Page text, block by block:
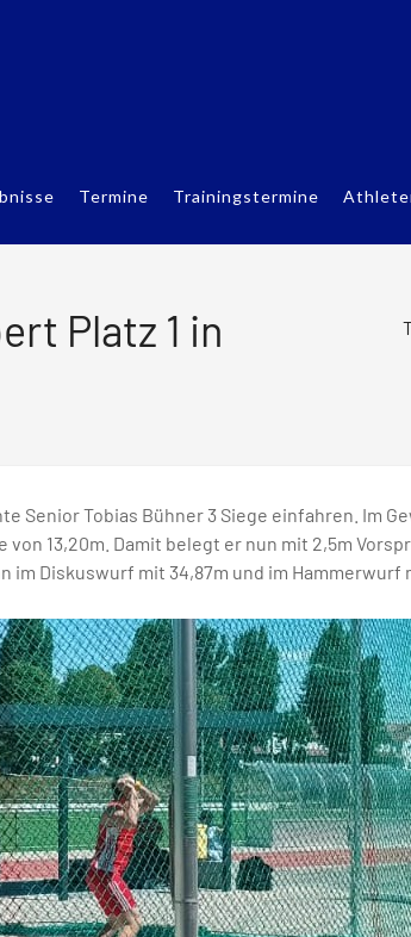
Termine Trainingstermine
Platz 1 in
Senior Tobias Bühner 3 Siege einfahren. Im
13,20m. Damit belegt er nun mit 2,5m
im Diskuswurf mit 34,87m und im